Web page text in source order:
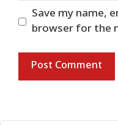
Save my name,
browser for the